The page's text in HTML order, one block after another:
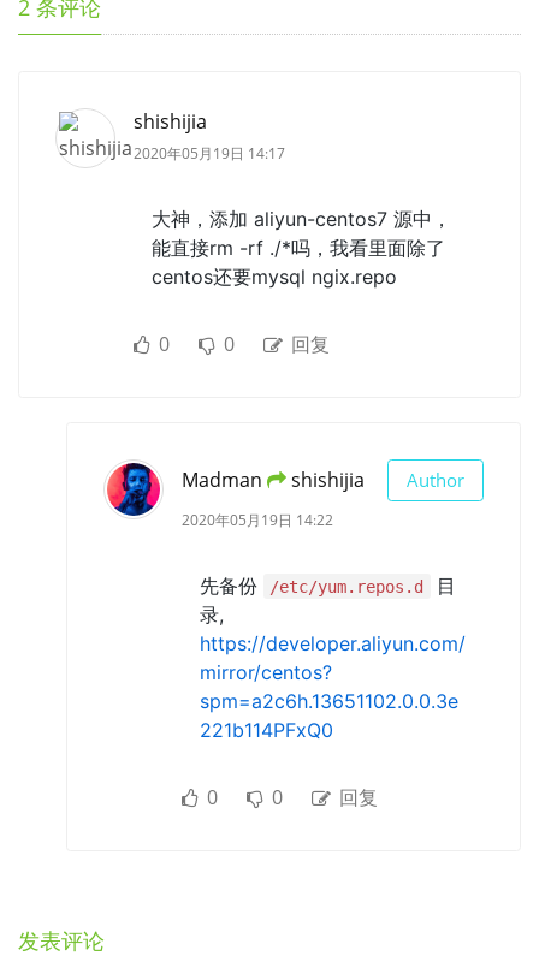
2 条评论
shishijia
2020年05月19日 14:17
大神，添加 aliyun-centos7 源中，
能直接rm -rf ./*吗，我看里面除了
centos还要mysql ngix.repo
0 0 回复
Madman shishijia Author
2020年05月19日 14:22
先备份 /etc/yum.repos.d
目
录,
https://developer.aliyun.com/
mirror/centos?
spm=a2c6h.13651102.0.0.3e
221b114PFxQ0
0 0 回复
发表评论